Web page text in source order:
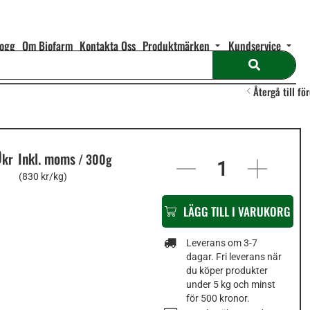
Om Biofarm Kontakta Oss Produktmärken Kundservice
Återgå till
kr Inkl. moms/300g
(830 kr/kg)
LÄGG TILL I VARUKORG
Leverans om 3-7
dagar. Fri leverans när
du köper produkter
under 5 kg och minst
för 500 kronor.